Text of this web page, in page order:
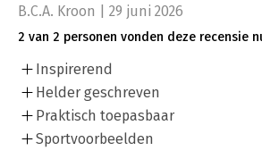
Het beïnvloedt ook hoe de (eind)klant
hoeveel vertrouwen management, directie
stakeholders hebben in de voortgang en
uitkomst van het project. Als leider en
‘’Project BV’’ ben jij het boegbeeld, de
van jouw project.
Elk project, op elk moment, in elke
met elke klant en met de aanwezige
B.C.A. Kroon | 29 juni 2026
2 van 2 personen vonden deze recensie
Inspirerend
Helder geschreven
Praktisch toepasbaar
Sportvoorbeelden